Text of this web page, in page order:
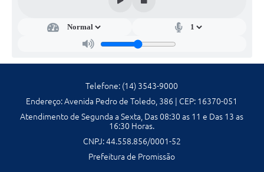
Galeria de Vídeos
Telefone: (14) 3543-9000
Endereço: Avenida Pedro de Toledo, 386 | CEP: 16370-051
Atendimento de Segunda a Sexta, Das 08:30 as 11 e Das 13 as
16:30 Horas.
CNPJ: 44.558.856/0001-52
Prefeitura de Promissão